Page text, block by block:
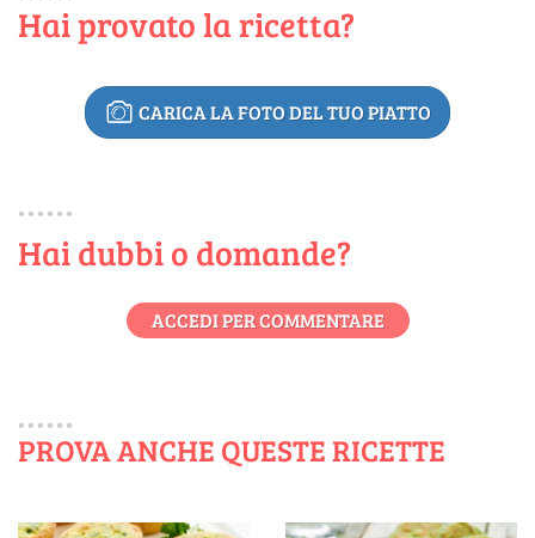
Hai provato la ricetta?
CARICA LA FOTO DEL TUO PIATTO
Hai dubbi o domande?
ACCEDI PER COMMENTARE
PROVA ANCHE QUESTE RICETTE